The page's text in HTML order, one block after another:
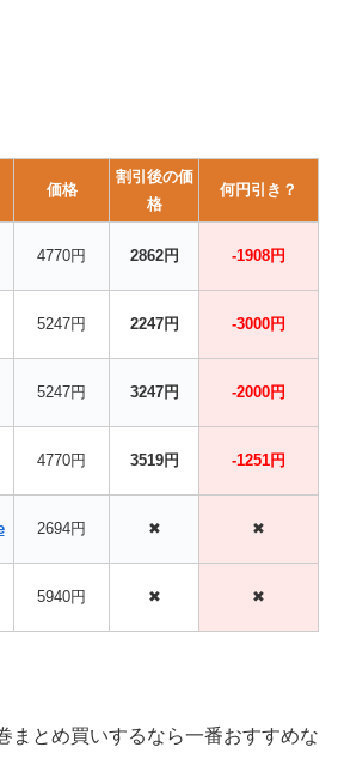
価格
割引後の価
格
何円引き？
4770円 2862円 -1908円
5247円 2247円 -3000円
5247円 3247円 -2000円
4770円 3519円 -1251円
2694円 ✖ ✖
5940円 ✖ ✖
まとめ買いするなら一番おすすめな